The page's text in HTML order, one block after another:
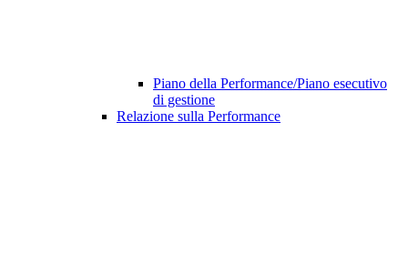
Piano della Performance/Piano esecutivo
di gestione
Relazione sulla Performance